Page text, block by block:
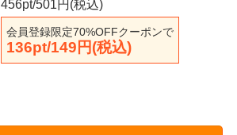
456pt/501円(税込)
会員登録限定70%OFFクーポンで
136pt/149円(税込)